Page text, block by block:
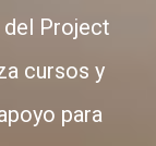
Project
cursos y
para